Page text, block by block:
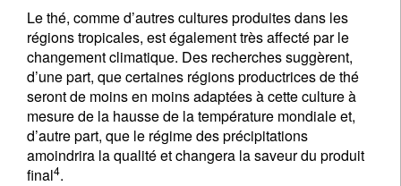
Le thé, comme d’autres cultures produites dans les
régions tropicales, est également très affecté par le
changement climatique. Des recherches suggèrent,
d’une part, que certaines régions productrices de thé
seront de moins en moins adaptées à cette culture à
mesure de la hausse de la température mondiale et,
d’autre part, que le régime des précipitations
amoindrira la qualité et changera la saveur du produit
final4.